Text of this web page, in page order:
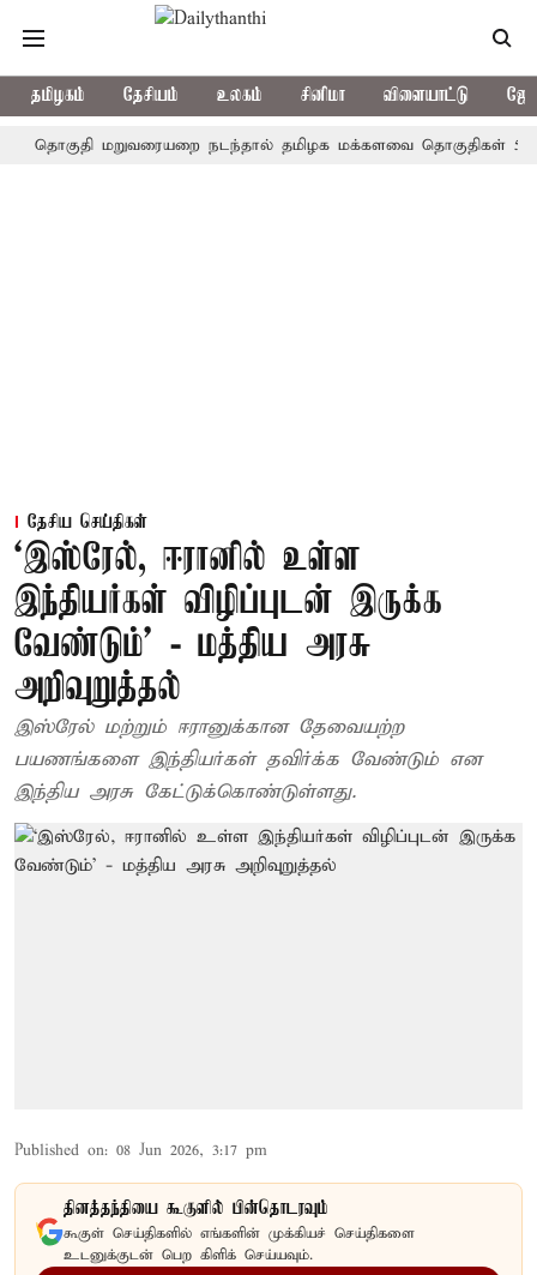
தமிழகம் தேசியம் உலகம் சினிமா விளையாட்டு
மறுவரையறை நடந்தால் தமிழக மக்களவை தொகுதிகள் 59 ஆக
தேசிய செய்திகள்
‘இஸ்ரேல், ஈரானில் உள்ள
இந்தியர்கள் விழிப்புடன் இருக்க
வேண்டும்’ - மத்திய அரசு
அறிவுறுத்தல்
இஸ்ரேல் மற்றும் ஈரானுக்கான தேவையற்ற
பயணங்களை இந்தியர்கள் தவிர்க்க வேண்டும் என
இந்திய அரசு கேட்டுக்கொண்டுள்ளது.
Published on: 08 Jun 2026, 3:17 pm
தினத்தந்தியை கூகுளில் பின்தொடரவும்
கூகுள் செய்திகளில் எங்களின் முக்கியச் செய்திகளை
உடனுக்குடன் பெற கிளிக் செய்யவும்.